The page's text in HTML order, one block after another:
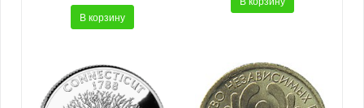
В корзину